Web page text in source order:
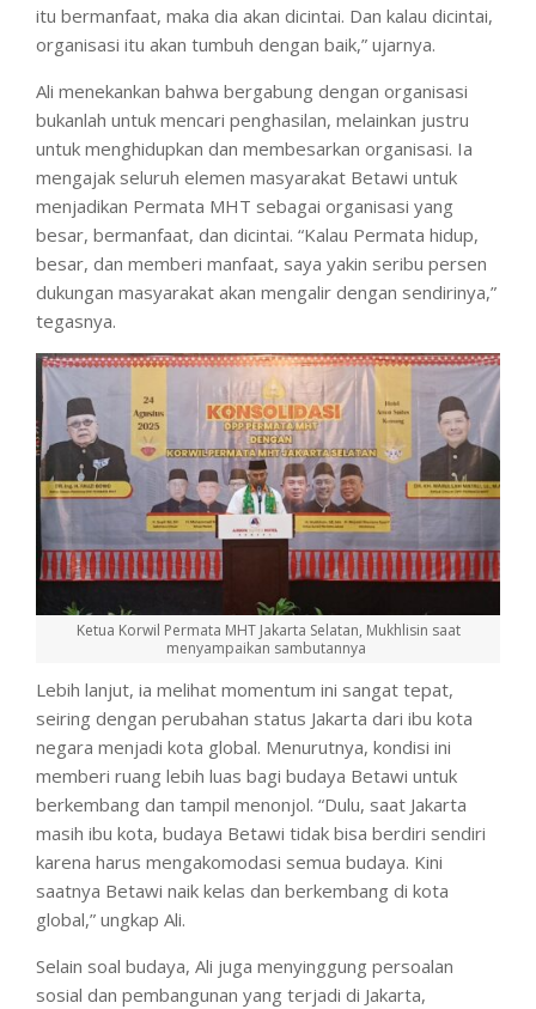
itu bermanfaat, maka dia akan dicintai. Dan kalau dicintai,
organisasi itu akan tumbuh dengan baik,” ujarnya.
Ali menekankan bahwa bergabung dengan organisasi
bukanlah untuk mencari penghasilan, melainkan justru
untuk menghidupkan dan membesarkan organisasi. Ia
mengajak seluruh elemen masyarakat Betawi untuk
menjadikan Permata MHT sebagai organisasi yang
besar, bermanfaat, dan dicintai. “Kalau Permata hidup,
besar, dan memberi manfaat, saya yakin seribu persen
dukungan masyarakat akan mengalir dengan sendirinya,”
tegasnya.
Ketua Korwil Permata MHT Jakarta Selatan, Mukhlisin saat
menyampaikan sambutannya
Lebih lanjut, ia melihat momentum ini sangat tepat,
seiring dengan perubahan status Jakarta dari ibu kota
negara menjadi kota global. Menurutnya, kondisi ini
memberi ruang lebih luas bagi budaya Betawi untuk
berkembang dan tampil menonjol. “Dulu, saat Jakarta
masih ibu kota, budaya Betawi tidak bisa berdiri sendiri
karena harus mengakomodasi semua budaya. Kini
saatnya Betawi naik kelas dan berkembang di kota
global,” ungkap Ali.
Selain soal budaya, Ali juga menyinggung persoalan
sosial dan pembangunan yang terjadi di Jakarta,